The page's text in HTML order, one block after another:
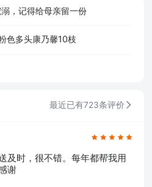
，记得给母亲留一份
色多头康乃馨10枝
最近已有723条评价
及时，很不错。每年都帮我用
谢